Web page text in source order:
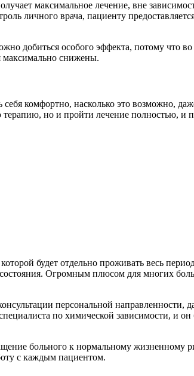
максимальное лечение, вне
личного врача, пациенту
добиться особого эффекта, потому что
максимально снижены.
комфортно, насколько это возможно,
но и пройти лечение полностью, и
будет отдельно проживать весь
Огромным плюсом для многих
персональной направленности,
по химической зависимости, и
больного к нормальному жизненному
с каждым пациентом.